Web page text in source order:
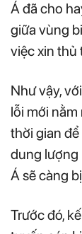
Á đã cho
giữa vùng
việc xin thủ
Như vậy,
lỗi mới
thời gian
dung lượng
Á sẽ càng
Trước đó,